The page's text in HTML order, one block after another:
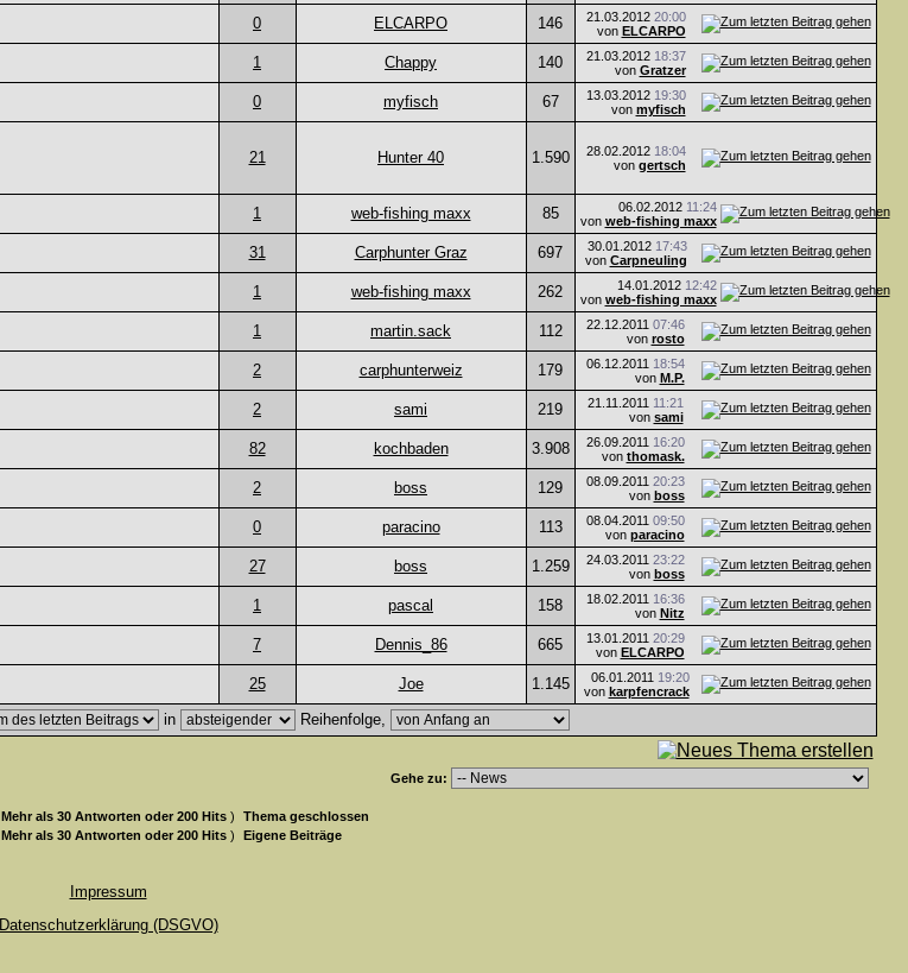
0 ELCARPO 146 21.03.2012 20:00
von ELCARPO
1 Chappy 140 21.03.2012 18:37
von Gratzer
0 myfisch 67 13.03.2012 19:30
von myfisch
21 Hunter 40 1.590 28.02.2012 18:04
von gertsch
1 web-fishing maxx 85 06.02.2012 11:24
von web-fishing maxx
31 Carphunter Graz 697 30.01.2012 17:43
von Carpneuling
1 web-fishing maxx 262 14.01.2012 12:42
von web-fishing maxx
1 martin.sack 112 22.12.2011 07:46
von rosto
2 carphunterweiz 179 06.12.2011 18:54
von M.P.
2 sami 219 21.11.2011 11:21
von sami
82 kochbaden 3.908 26.09.2011 16:20
von thomask.
2 boss 129 08.09.2011 20:23
von boss
0 paracino 113 08.04.2011 09:50
von paracino
27 boss 1.259 24.03.2011 23:22
von boss
1 pascal 158 18.02.2011 16:36
von Nitz
7 Dennis_86 665 13.01.2011 20:29
von ELCARPO
25 Joe 1.145 06.01.2011 19:20
von karpfencrack
in Reihenfolge,
Gehe zu:
Mehr als 30 Antworten oder 200 Hits )
Thema geschlossen
Mehr als 30 Antworten oder 200 Hits ) Eigene Beiträge
Impressum
Datenschutzerklärung (DSGVO)